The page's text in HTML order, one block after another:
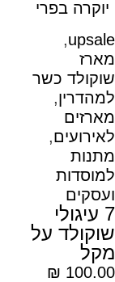
upsale
,
מארז
שוקולד כשר
למהדרין,
מארזים
לאירועים,
מתנות
למוסדות
ועסקים
7 עיגולי
שוקולד על
מקל
₪ 100.00